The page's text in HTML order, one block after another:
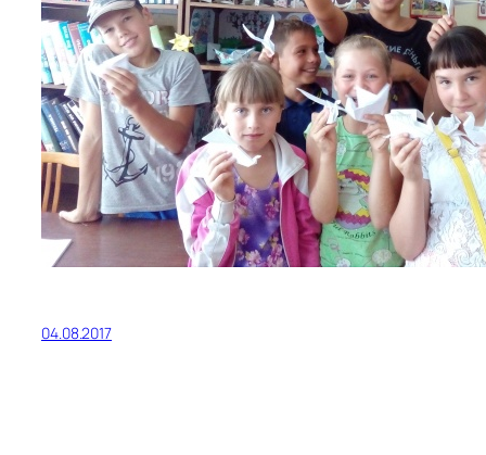
04.08.2017